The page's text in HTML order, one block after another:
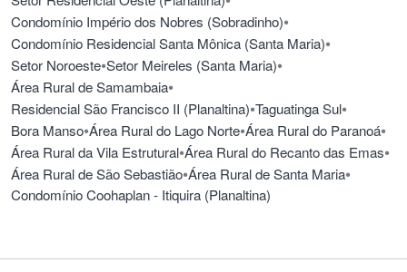
Condomínio Império dos Nobres (Sobradinho)•
Condomínio Residencial Santa Mônica (Santa Maria)•
Setor Noroeste•Setor Meireles (Santa Maria)•
Área Rural de Samambaia•
Residencial São Francisco II (Planaltina)•Taguatinga Sul•
Bora Manso•Área Rural do Lago Norte•Área Rural do Paranoá•
Área Rural da Vila Estrutural•Área Rural do Recanto das Emas•
Área Rural de São Sebastião•Área Rural de Santa Maria•
Condomínio Coohaplan - Itiquira (Planaltina)